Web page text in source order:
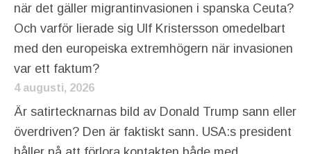
när det gäller migrantinvasionen i spanska Ceuta?
Och varför lierade sig Ulf Kristersson omedelbart
med den europeiska extremhögern när invasionen
var ett faktum?
4 augusti, 2026
Är satirtecknarnas bild av Donald Trump sann eller
överdriven? Den är faktiskt sann. USA:s president